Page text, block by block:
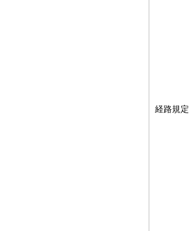
経路規定